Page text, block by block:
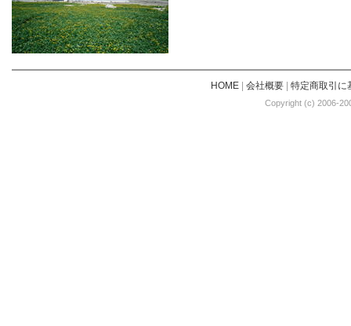
HOME| 会社概要| 特定商取引に
Copyright (c) 2006-